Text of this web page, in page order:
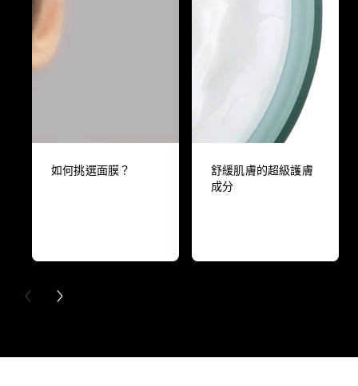
如何挑選面膜？
舒緩肌膚的超級護膚
成分
PREVIOUS CARD
NEXT CARD